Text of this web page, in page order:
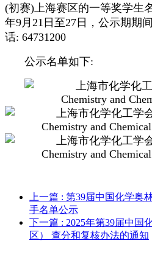
(初赛)上海赛区的一等奖学生
年9月21日至27日，公示期期
话: 64731200
公示名单如下:
上一篇 : 第39届中国化学奥
手名单公示
下一篇 : 2025年第39届中国
区） 查分和复核办法的通知